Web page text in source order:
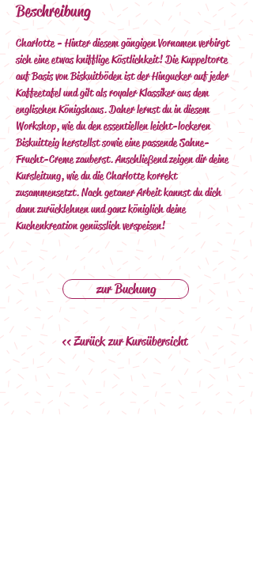
Beschreibung
Charlotte - Hinter diesem gängigen Vornamen verbirgt
sich eine etwas knifflige Köstlichkeit! Die Kuppeltorte
auf Basis von Biskuitböden ist der Hingucker auf jeder
Kaffeetafel und gilt als royaler Klassiker aus dem
englischen Königshaus. Daher lernst du in diesem
Workshop, wie du den essentiellen leicht-lockeren
Biskuitteig herstellst sowie eine passende Sahne-
Frucht-Creme zauberst. Anschließend zeigen dir deine
Kursleitung, wie du die Charlotte korrekt
zusammensetzt. Nach getaner Arbeit kannst du dich
dann zurücklehnen und ganz königlich deine
Kuchenkreation genüsslich verspeisen!
zur Buchung
<< Zurück zur Kursübersicht